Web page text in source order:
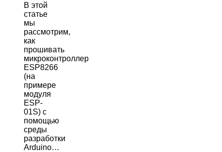
В этой
статье
мы
рассмотрим,
как
прошивать
микроконтроллер
ESP8266
(на
примере
модуля
ESP-
01S) с
помощью
среды
разработки
Arduino…